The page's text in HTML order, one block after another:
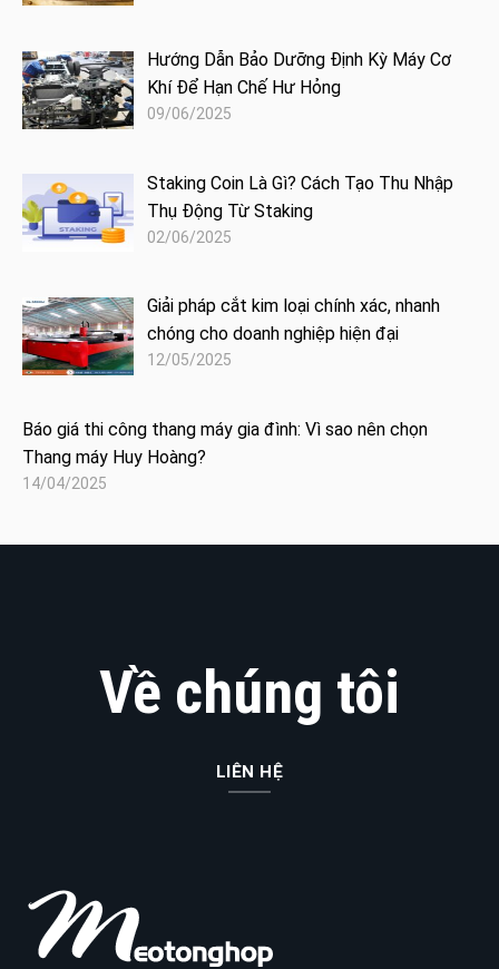
Hướng Dẫn Bảo Dưỡng Định Kỳ Máy Cơ
Khí Để Hạn Chế Hư Hỏng
09/06/2025
Staking Coin Là Gì? Cách Tạo Thu Nhập
Thụ Động Từ Staking
02/06/2025
Giải pháp cắt kim loại chính xác, nhanh
chóng cho doanh nghiệp hiện đại
12/05/2025
Báo giá thi công thang máy gia đình: Vì sao nên chọn
Thang máy Huy Hoàng?
14/04/2025
Về chúng tôi
LIÊN HỆ